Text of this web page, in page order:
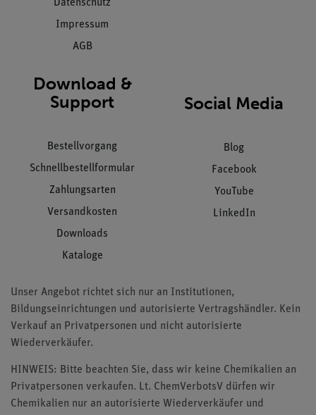
Datenschutz
Impressum
AGB
Download &
Support
Bestellvorgang
Schnellbestellformular
Zahlungsarten
Versandkosten
Downloads
Kataloge
Social Media
Blog
Facebook
YouTube
LinkedIn
Unser Angebot richtet sich nur an Institutionen,
Bildungseinrichtungen und autorisierte Vertragshändler. Kein
Verkauf an Privatpersonen und nicht autorisierte
Wiederverkäufer.
HINWEIS: Bitte beachten Sie, dass wir keine Chemikalien an
Privatpersonen verkaufen. Lt. ChemVerbotsV dürfen wir
Chemikalien nur an autorisierte Wiederverkäufer und